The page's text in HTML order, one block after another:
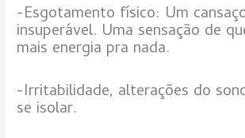
-Esgotamento físico: Um
insuperável. Uma sensação de
mais energia pra nada.
-Irritabilidade, alterações do
se isolar.